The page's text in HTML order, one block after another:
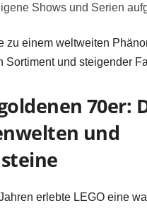
Shows und Serien
zu einem weltweiten
Sortiment und steigender
70er:
und
erlebte LEGO eine